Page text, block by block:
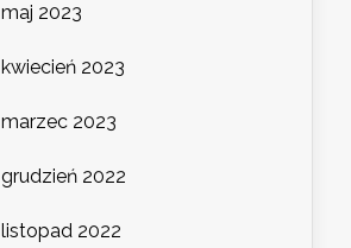
maj 2023
kwiecień 2023
marzec 2023
grudzień 2022
listopad 2022